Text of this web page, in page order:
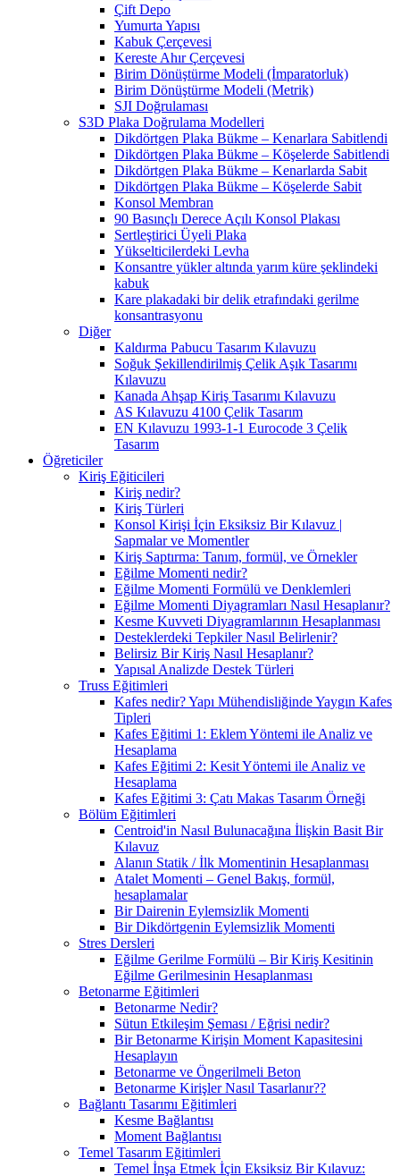
Çift Depo
Yumurta Yapısı
Kabuk Çerçevesi
Kereste Ahır Çerçevesi
Birim Dönüştürme Modeli (İmparatorluk)
Birim Dönüştürme Modeli (Metrik)
SJI Doğrulaması
S3D Plaka Doğrulama Modelleri
Dikdörtgen Plaka Bükme – Kenarlara Sabitlendi
Dikdörtgen Plaka Bükme – Köşelerde Sabitlendi
Dikdörtgen Plaka Bükme – Kenarlarda Sabit
Dikdörtgen Plaka Bükme – Köşelerde Sabit
Konsol Membran
90 Basınçlı Derece Açılı Konsol Plakası
Sertleştirici Üyeli Plaka
Yükselticilerdeki Levha
Konsantre yükler altında yarım küre şeklindeki
kabuk
Kare plakadaki bir delik etrafındaki gerilme
konsantrasyonu
Diğer
Kaldırma Pabucu Tasarım Kılavuzu
Soğuk Şekillendirilmiş Çelik Aşık Tasarımı
Kılavuzu
Kanada Ahşap Kiriş Tasarımı Kılavuzu
AS Kılavuzu 4100 Çelik Tasarım
EN Kılavuzu 1993-1-1 Eurocode 3 Çelik
Tasarım
Öğreticiler
Kiriş Eğiticileri
Kiriş nedir?
Kiriş Türleri
Konsol Kirişi İçin Eksiksiz Bir Kılavuz |
Sapmalar ve Momentler
Kiriş Saptırma: Tanım, formül, ve Örnekler
Eğilme Momenti nedir?
Eğilme Momenti Formülü ve Denklemleri
Eğilme Momenti Diyagramları Nasıl Hesaplanır?
Kesme Kuvveti Diyagramlarının Hesaplanması
Desteklerdeki Tepkiler Nasıl Belirlenir?
Belirsiz Bir Kiriş Nasıl Hesaplanır?
Yapısal Analizde Destek Türleri
Truss Eğitimleri
Kafes nedir? Yapı Mühendisliğinde Yaygın Kafes
Tipleri
Kafes Eğitimi 1: Eklem Yöntemi ile Analiz ve
Hesaplama
Kafes Eğitimi 2: Kesit Yöntemi ile Analiz ve
Hesaplama
Kafes Eğitimi 3: Çatı Makas Tasarım Örneği
Bölüm Eğitimleri
Centroid'in Nasıl Bulunacağına İlişkin Basit Bir
Kılavuz
Alanın Statik / İlk Momentinin Hesaplanması
Atalet Momenti – Genel Bakış, formül,
hesaplamalar
Bir Dairenin Eylemsizlik Momenti
Bir Dikdörtgenin Eylemsizlik Momenti
Stres Dersleri
Eğilme Gerilme Formülü – Bir Kiriş Kesitinin
Eğilme Gerilmesinin Hesaplanması
Betonarme Eğitimleri
Betonarme Nedir?
Sütun Etkileşim Şeması / Eğrisi nedir?
Bir Betonarme Kirişin Moment Kapasitesini
Hesaplayın
Betonarme ve Öngerilmeli Beton
Betonarme Kirişler Nasıl Tasarlanır??
Bağlantı Tasarımı Eğitimleri
Kesme Bağlantısı
Moment Bağlantısı
Temel Tasarım Eğitimleri
Temel İnşa Etmek İçin Eksiksiz Bir Kılavuz: